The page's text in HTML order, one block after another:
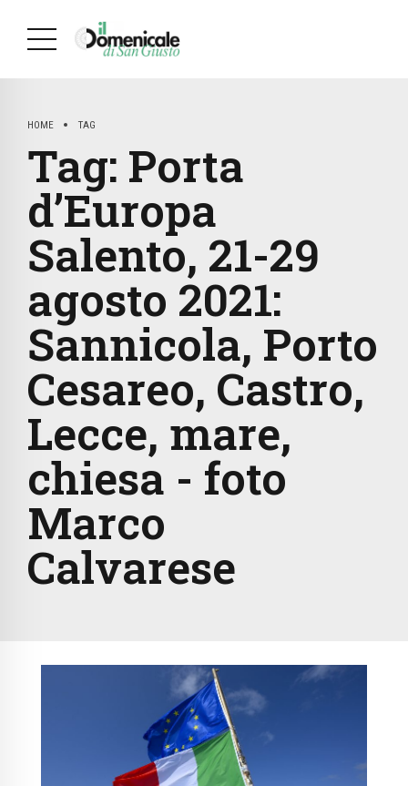
HOME TAG
Tag: Porta
d’Europa
Salento, 21-29
agosto 2021:
Sannicola, Porto
Cesareo, Castro,
Lecce, mare,
chiesa - foto
Marco
Calvarese